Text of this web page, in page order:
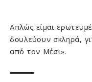
Απλώς είμαι
δουλεύουν σκληρά,
από τον Μέσι».